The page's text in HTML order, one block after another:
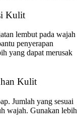
Kulit
lembut pada wajah
penyerapan
yang dapat merusak
Kulit
Jumlah yang sesuai
wajah. Gunakan lebih